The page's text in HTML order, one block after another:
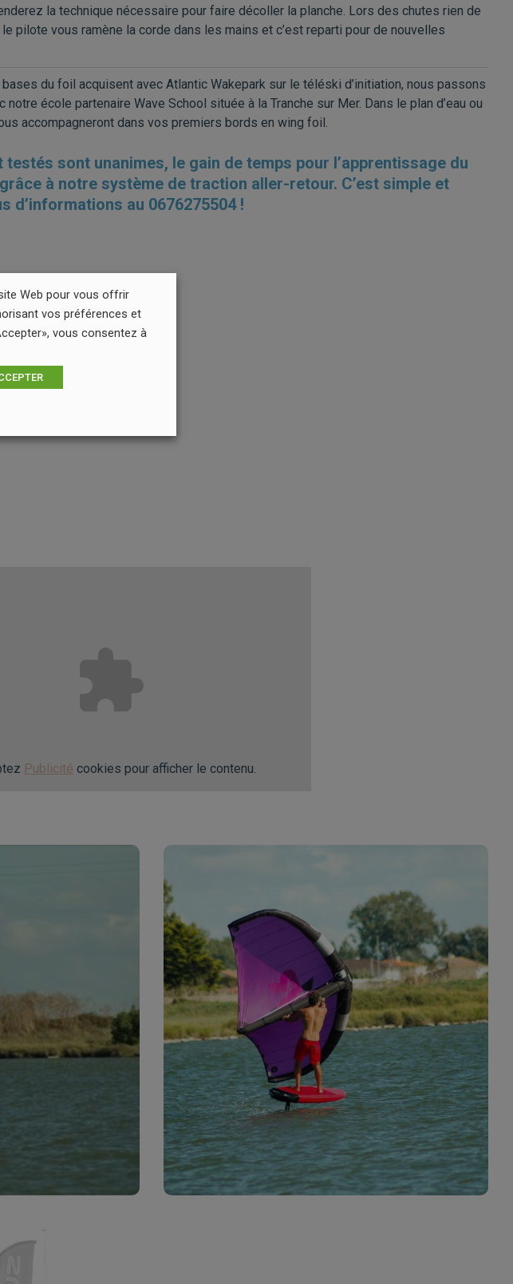
la technique nécessaire pour faire décoller la planche. Lors des chutes rien de
pilote vous ramène la corde dans les mains et c’est reparti pour de nouvelles
du foil acquisent avec Atlantic Wakepark sur le téléski d’initiation, nous passons
notre école partenaire Wave School située à la Tranche sur Mer. Dans le plan d’eau ou
accompagneront dans vos premiers bords en wing foil.
testés sont unanimes, le gain de temps pour l’apprentissage du
à notre système de traction aller-retour. C’est simple et
d’informations au 0676275504 !
Publicité cookies pour afficher le contenu.
Web pour vous offrir
vos préférences et
vous consentez à